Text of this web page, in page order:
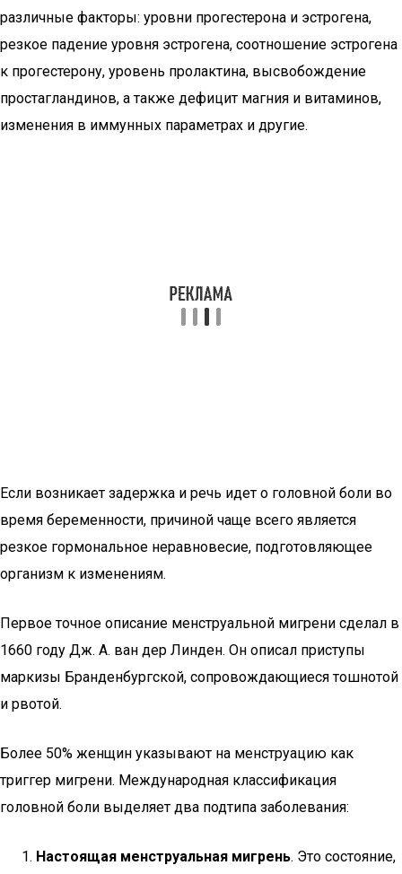
различные факторы: уровни прогестерона и эстрогена,
резкое падение уровня эстрогена, соотношение эстрогена
к прогестерону, уровень пролактина, высвобождение
простагландинов, а также дефицит магния и витаминов,
изменения в иммунных параметрах и другие.
Если возникает задержка и речь идет о головной боли во
время беременности, причиной чаще всего является
резкое гормональное неравновесие, подготовляющее
организм к изменениям.
Первое точное описание менструальной мигрени сделал в
1660 году Дж. А. ван дер Линден. Он описал приступы
маркизы Бранденбургской, сопровождающиеся тошнотой
и рвотой.
Более 50% женщин указывают на менструацию как
триггер мигрени. Международная классификация
головной боли выделяет два подтипа заболевания:
Настоящая менструальная мигрень. Это состояние,